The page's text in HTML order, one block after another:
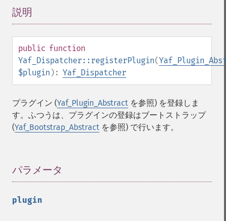
説明
public function
Yaf_Dispatcher::registerPlugin(
$plugin ): Yaf_Dispatcher
プラグイン (Yaf_Plugin_Abstract を参照) を登録しま
す。ふつうは、プラグインの登録はブートストラップ
(Yaf_Bootstrap_Abstract を参照) で行います。
パラメータ
plugin